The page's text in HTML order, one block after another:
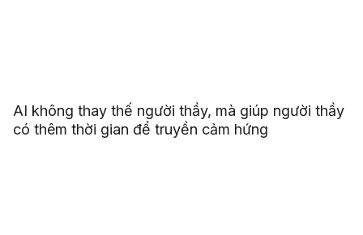
AI không thay thế người thầy, mà giúp người thầy
có thêm thời gian để truyền cảm hứng